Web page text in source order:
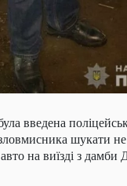
введена
шукати не
на виїзді з дамби